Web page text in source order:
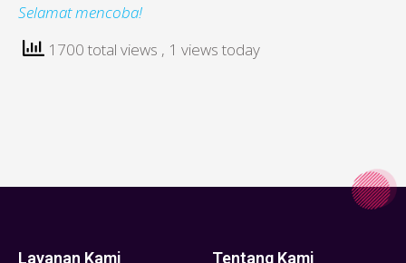
Selamat mencoba!
1700 total views , 1 views today
Layanan Kami Tentang Kami